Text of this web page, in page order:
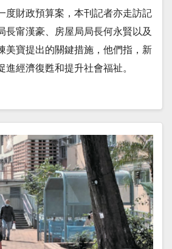
度財政預算案，本刊記者亦走訪記
長甯漢豪、房屋局局長何永賢以及
美寶提出的關鍵措施，他們指，新
進經濟復甦和提升社會福祉。